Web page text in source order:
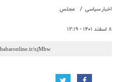
اخبار سیاسی مجلس
۸ اسفند ۱۴۰۱ - ۱۲:۱۹